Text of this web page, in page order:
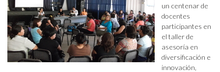
un centenar de
docentes
participantes en
el taller de
asesoría en
diversificación e
innovación,